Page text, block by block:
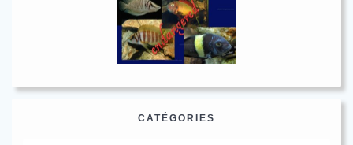
CATÉGORIES